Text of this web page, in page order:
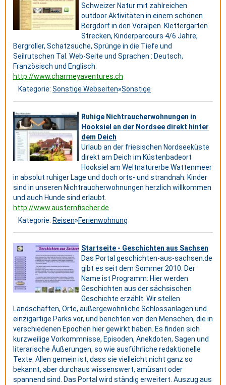
Schweizer Natur mit zahlreichen
outdoor Aktivitäten in einem schönen
Bergdorf in den Voralpen. Klettergarten
Strecken, Kinderparcours 4/6 Jahre,
Bergroller, Schatzsuche, Sprünge in die Tiefe und
Seilrutschen Tal. Web-Seite und Sprachen : Deutsch,
Französisch und Englisch.
http://www.charmeyaventures.ch
Kategorie: Sonstige Webseiten»Sonstige
Ruhige Nichtraucherwohnungen in
Hooksiel an der Nordsee direkt hinter
dem Deich
Urlaub an der friesischen Nordseeküste
direkt am Deich im Küstenbadeort
Hooksiel am Weltnaturerbe Wattenmeer
in absolut ruhiger Lage und doch orts- und strandnah. Kinder
sind in unseren Nichtraucherwohnungen herzlich willkommen
und auch Hunde sind erlaubt.
http://www.austernfischer.de
Kategorie: Reisen»Ferienwohnung
Startseite - Geschichten aus Sachsen
Das Portal geschichten-aus-sachsen.de
gibt es seit dem Sommer 2010. Der
Name ist Programm: Hier werden
Geschichten aus der sächsischen
Geschichte erzählt. Wir stellen
Landschaften, Orte, außergewöhnliche Schlossanlagen und
einzigartige Parks vor, und berichten von den Menschen, die in
verschiedenen Epochen hier gewirkt haben. Es finden sich
kurzweilige Vorkommnisse, Episoden, Anekdoten, Sagen und
literarische Äußerungen, so wie ausführliche redaktionelle
Texte. Allen gemein ist, dass sie vielleicht nicht ganz so
bekannt, aber durchaus wissenswert, amüsant oder
spannend sind. Das Portal wird ständig erweitert. Auszug aus